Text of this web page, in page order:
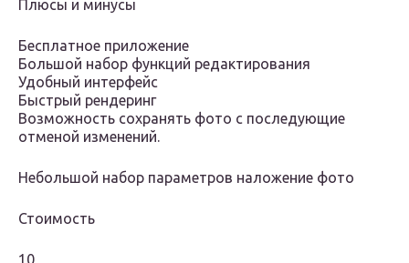
Плюсы и минусы
Бесплатное приложение
Большой набор функций редактирования
Удобный интерфейс
Быстрый рендеринг
Возможность сохранять фото с последующие
отменой изменений.
Небольшой набор параметров наложение фото
Стоимость
10